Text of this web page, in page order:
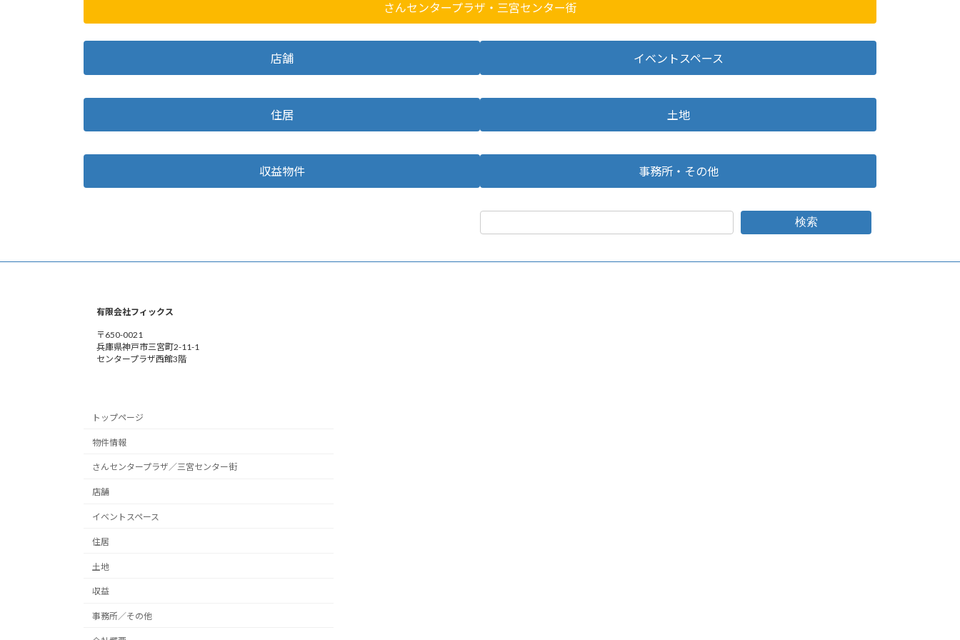
さんセンタープラザ・三宮センター街
店舗 イベントスペース
住居 土地
収益物件 事務所・その他
検索
有限会社フィックス
〒650-0021
兵庫県神戸市三宮町2-11-1
センタープラザ西館3階
トップページ
物件情報
さんセンタープラザ／三宮センター街
店舗
イベントスペース
住居
土地
収益
事務所／その他